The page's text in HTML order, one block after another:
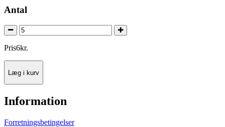
Antal
Pris6kr.
Læg i kurv
Information
Forretningsbetingelser